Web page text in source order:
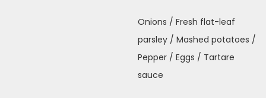
Onions / Fresh flat-leaf
parsley / Mashed potatoes /
Pepper / Eggs / Tartare
sauce